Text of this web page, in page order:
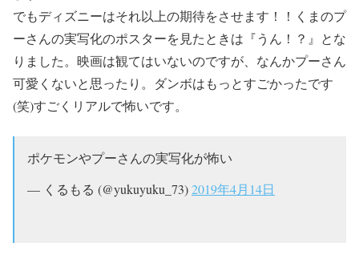
でもディズニーはそれ以上の期待をさせます！！くまのプ
ーさんの実写化のポスターを見たときは『うん！？』とな
りました。映画は観てはいないのですが、なんかプーさん
可愛くないと思ったり。ダンボはもっとすごかったです
(笑)すごくリアルで怖いです。
ポケモンやプーさんの実写化が怖い
— くるもる (@yukuyuku_73)2019年4月14日